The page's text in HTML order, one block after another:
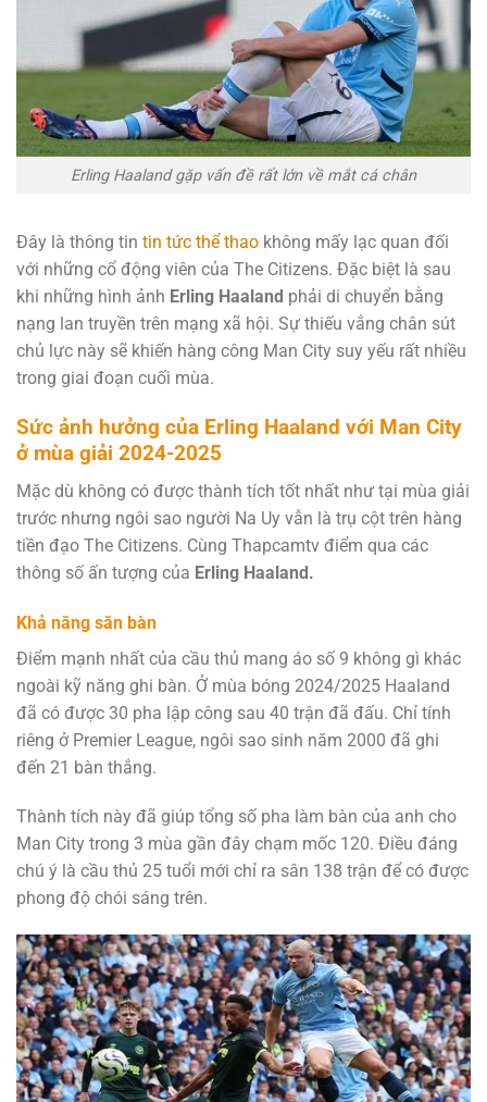
Erling Haaland gặp vấn đề rất lớn về mắt cá chân
Đây là thông tin tin tức thể thao không mấy lạc quan đối
với những cổ động viên của The Citizens. Đặc biệt là sau
khi những hình ảnh Erling Haaland phải di chuyển bằng
nạng lan truyền trên mạng xã hội. Sự thiếu vắng chân sút
chủ lực này sẽ khiến hàng công Man City suy yếu rất nhiều
trong giai đoạn cuối mùa.
Sức ảnh hưởng của Erling Haaland với Man City
ở mùa giải 2024-2025
Mặc dù không có được thành tích tốt nhất như tại mùa giải
trước nhưng ngôi sao người Na Uy vẫn là trụ cột trên hàng
tiền đạo The Citizens. Cùng Thapcamtv điểm qua các
thông số ấn tượng của Erling Haaland.
Khả năng săn bàn
Điểm mạnh nhất của cầu thủ mang áo số 9 không gì khác
ngoài kỹ năng ghi bàn. Ở mùa bóng 2024/2025 Haaland
đã có được 30 pha lập công sau 40 trận đã đấu. Chỉ tính
riêng ở Premier League, ngôi sao sinh năm 2000 đã ghi
đến 21 bàn thắng.
Thành tích này đã giúp tổng số pha làm bàn của anh cho
Man City trong 3 mùa gần đây chạm mốc 120. Điều đáng
chú ý là cầu thủ 25 tuổi mới chỉ ra sân 138 trận để có được
phong độ chói sáng trên.